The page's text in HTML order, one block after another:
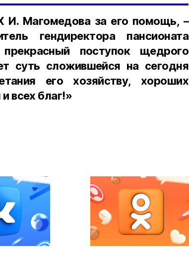
Магомедова за его помощь, –
гендиректора пансионата
поступок щедрого
суть сложившейся на сегодня
его хозяйству, хороших
всех благ!»